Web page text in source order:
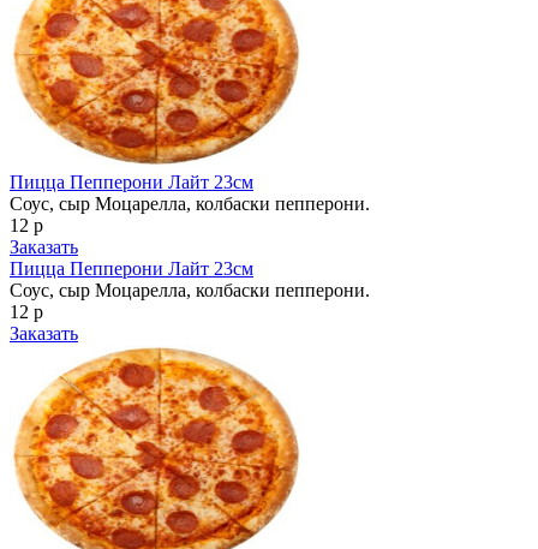
Пицца Пепперони Лайт 23см
Соус, сыр Моцарелла, колбаски пепперони.
12 р
Заказать
Пицца Пепперони Лайт 23см
Соус, сыр Моцарелла, колбаски пепперони.
12 р
Заказать